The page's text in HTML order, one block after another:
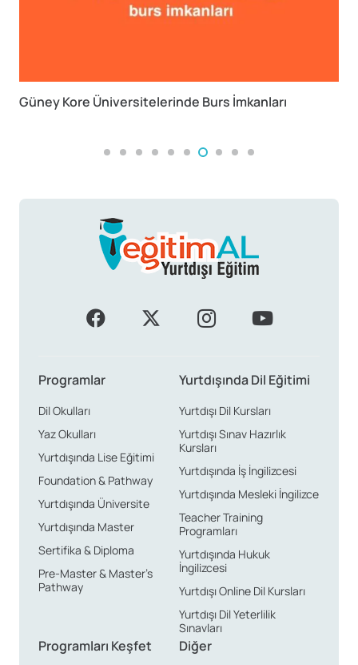
Avustralya’da Lisans Eğitimi Almanın 8 Büyük
Programlar
Dil Okulları
Yaz Okulları
Yurtdışında Lise Eğitimi
Foundation & Pathway
Yurtdışında Üniversite
Yurtdışında Master
Sertifika & Diploma
Pre-Master & Master’s
Pathway
Yurtdışında Dil Eğitimi
Yurtdışı Dil Kursları
Yurtdışı Sınav Hazırlık
Kursları
Yurtdışında İş İngilizcesi
Yurtdışında Mesleki İngilizce
Teacher Training
Programları
Yurtdışında Hukuk
İngilizcesi
Yurtdışı Online Dil Kursları
Yurtdışı Dil Yeterlilik
Sınavları
Programları Keşfet Diğer